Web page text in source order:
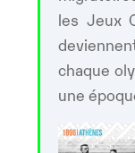
les Jeux
chaque
une